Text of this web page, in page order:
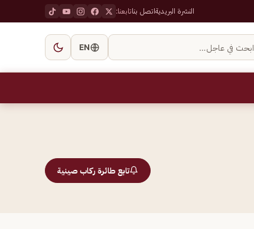
النشرة البريديةاتصل بناتابعنا:
ابحث في عاجل… EN
تابع طائرة ركاب صينية